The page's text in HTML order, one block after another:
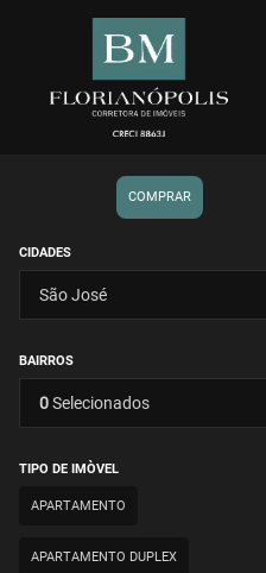
COMPRAR
CIDADES
BAIRROS
0Selecionados
TIPO DE IMÒVEL
APARTAMENTO
APARTAMENTO DUPLEX